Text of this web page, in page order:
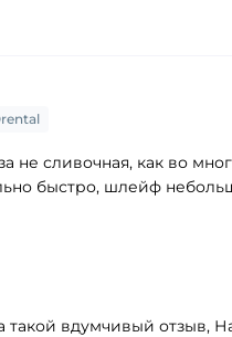
сливочная, как во
быстро, шлейф
такой вдумчивый отзыв,